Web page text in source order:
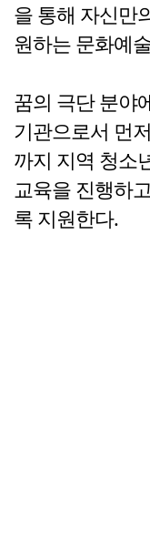
을 통해 자신만
원하는 문화예
꿈의 극단 분야
기관으로서 먼
까지 지역 청소
교육을 진행하
록 지원한다.